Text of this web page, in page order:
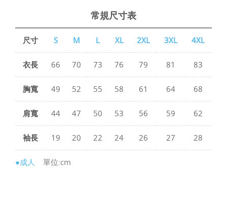
常規尺寸表
尺寸 S M L XL 2XL 3XL 4XL
衣長 66 70 73 76 79 81 83
胸寬 49 52 55 58 61 64 68
肩寬 44 47 50 53 56 59 62
袖長 19 20 22 24 26 27 28
●成人 單位:cm